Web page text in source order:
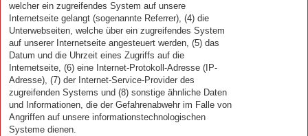
welcher ein zugreifendes System auf unsere
Internetseite gelangt (sogenannte Referrer), (4) die
Unterwebseiten, welche über ein zugreifendes System
auf unserer Internetseite angesteuert werden, (5) das
Datum und die Uhrzeit eines Zugriffs auf die
Internetseite, (6) eine Internet-Protokoll-Adresse (IP-
Adresse), (7) der Internet-Service-Provider des
zugreifenden Systems und (8) sonstige ähnliche Daten
und Informationen, die der Gefahrenabwehr im Falle von
Angriffen auf unsere informationstechnologischen
Systeme dienen.